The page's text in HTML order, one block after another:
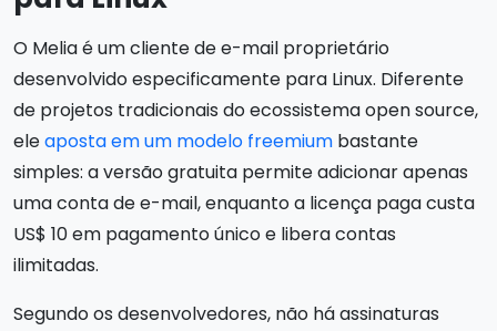
O Melia é um cliente de e-mail proprietário
desenvolvido especificamente para Linux. Diferente
de projetos tradicionais do ecossistema open source,
eleaposta em um modelo freemium bastante
simples: a versão gratuita permite adicionar apenas
uma conta de e-mail, enquanto a licença paga custa
US$ 10 em pagamento único e libera contas
ilimitadas.
Segundo os desenvolvedores, não há assinaturas